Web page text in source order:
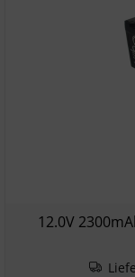
12.0V